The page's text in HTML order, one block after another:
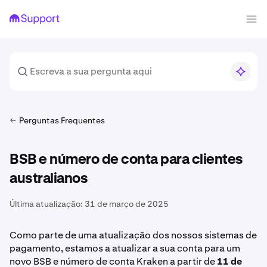
Perguntas Frequentes
BSB e número de conta para clientes
australianos
Última atualização: 31 de março de 2025
Como parte de uma atualização dos nossos sistemas de
pagamento, estamos a atualizar a sua conta para um
novo BSB e número de conta Kraken a partir de11 de